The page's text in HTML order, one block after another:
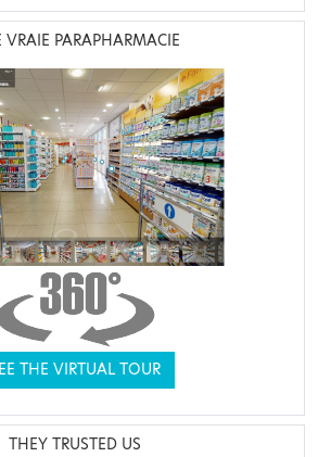
VRAIE PARAPHARMACIE
THE VIRTUAL TOUR
THEY TRUSTED US